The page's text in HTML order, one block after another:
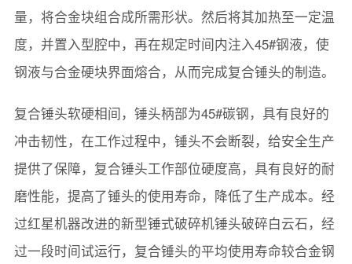
量，将合金块组合成所需形状。然后将其加热至一定温
度，并置入型腔中，再在规定时间内注入45#钢液，使
钢液与合金硬块界面熔合，从而完成复合锤头的制造。
复合锤头软硬相间，锤头柄部为45#碳钢，具有良好的
冲击韧性，在工作过程中，锤头不会断裂，给安全生产
提供了保障，复合锤头工作部位硬度高，具有良好的耐
磨性能，提高了锤头的使用寿命，降低了生产成本。经
过红星机器改进的新型锤式破碎机锤头破碎白云石，经
过一段时间试运行，复合锤头的平均使用寿命较合金钢